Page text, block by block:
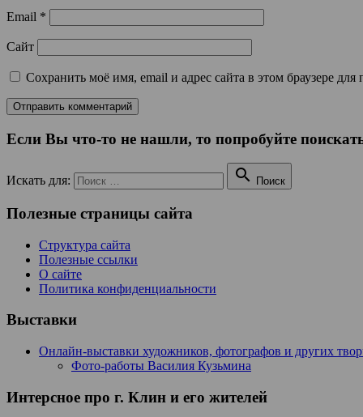
Email *
Сайт
Сохранить моё имя, email и адрес сайта в этом браузере
Если Вы что-то не нашли, то попробуйте
Искать для:  Поиск
Полезные страницы сайта
Структура сайта
Полезные ссылки
О сайте
Политика конфиденциальности
Выставки
Онлайн-выставки художников, фотографов и других
Фото-работы Василия Кузьмина
Интерсное про г. Клин и его жителей